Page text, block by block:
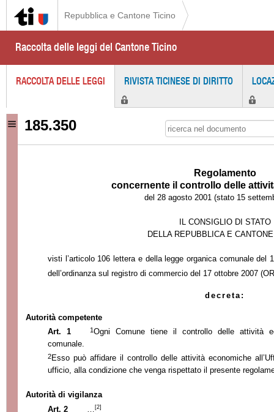
Repubblica e Cantone Ticino
Raccolta delle leggi del Cantone Ticino
RACCOLTA DELLE LEGGI RIVISTA TICINESE DI DIRITTO
185.350
Regolamento
concernente il controllo delle
del 28 agosto 2001 (stato 15
IL CONSIGLIO DI STATO
DELLA REPUBBLICA E
visti l’articolo 106 lettera e della legge organica comunale del
dell’ordinanza sul registro di commercio del 17 ottobre 2007
decreta:
Autorità competente
Art. 1
1Ogni Comune tiene il controllo delle attività
comunale.
2Esso può affidare il controllo delle attività economiche
ufficio, alla condizione che venga rispettato il presente
Autorità di vigilanza
Art. 2
…[2]